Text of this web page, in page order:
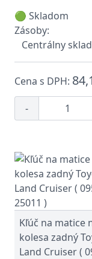
🟢 Skladom
Zásoby:
Centrálny
Cena s DPH:
-
Kľúč na matice
kolesa zadný
Land Cruiser (